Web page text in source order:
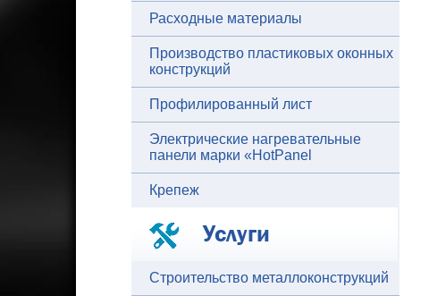
Расходные материалы
Производство пластиковых оконных
конструкций
Профилированный лист
Электрические нагревательные
панели марки «HotPanel
Крепеж
Услуги
Строительство металлоконструкций